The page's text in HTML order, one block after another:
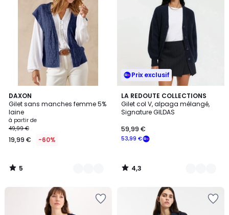
DAXON
Gilet sans manches femme 5%
laine
à partir de
49,99 €
19,99 € -60%
5
/
5
3
Couleurs
5
/
Prix exclusif
LA REDOUTE COLLECTIONS
Gilet col V, alpaga mélangé,
Signature GILDAS
53,99 €
59,99 €
4,3
/ 5
6
Couleurs
4,3
/